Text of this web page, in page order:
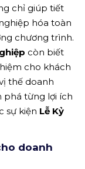
chỉ giúp tiết
hóa toàn
chương trình.
còn biết
cho khách
thế doanh
phá từng lợi ích
sự kiện Lễ Kỷ
doanh